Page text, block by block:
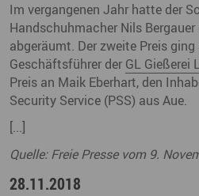
Im vergangenen Jahr hatte der
Handschuhmacher Nils
abgeräumt. Der zweite Preis
Geschäftsführer der GL Gießerei
Preis an Maik Eberhart, den
Security Service (PSS) aus Aue.
[...]
Quelle: Freie Presse vom 9.
28.11.2018